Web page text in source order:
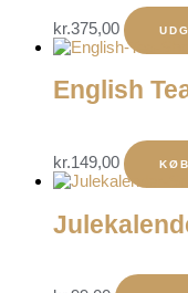
kr.375,00
English
kr.149,00